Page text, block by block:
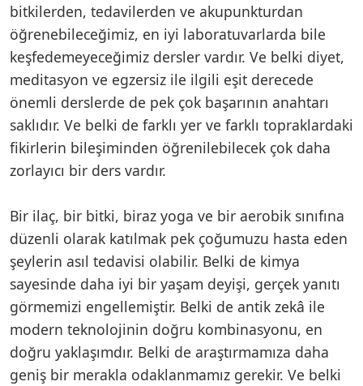
bitkilerden, tedavilerden ve akupunkturdan
öğrenebileceğimiz, en iyi laboratuvarlarda bile
keşfedemeyeceğimiz dersler vardır. Ve belki diyet,
meditasyon ve egzersiz ile ilgili eşit derecede
önemli derslerde de pek çok başarının anahtarı
saklıdır. Ve belki de farklı yer ve farklı topraklardaki
fikirlerin bileşiminden öğrenilebilecek çok daha
zorlayıcı bir ders vardır.
Bir ilaç, bir bitki, biraz yoga ve bir aerobik sınıfına
düzenli olarak katılmak pek çoğumuzu hasta eden
şeylerin asıl tedavisi olabilir. Belki de kimya
sayesinde daha iyi bir yaşam deyişi, gerçek yanıtı
görmemizi engellemiştir. Belki de antik zekâ ile
modern teknolojinin doğru kombinasyonu, en
doğru yaklaşımdır. Belki de araştırmamıza daha
geniş bir merakla odaklanmamız gerekir. Ve belki